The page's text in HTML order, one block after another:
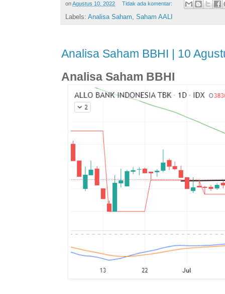
onAgustus 10, 2022 Tidak ada komentar:
Labels: Analisa Saham, Saham AALI
Analisa Saham BBHI | 10
Analisa Saham BBHI